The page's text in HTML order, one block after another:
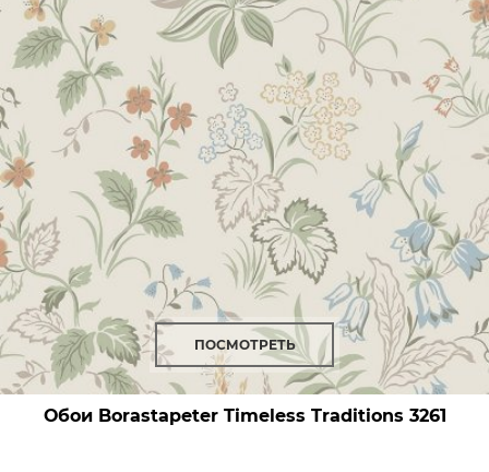
ПОСМОТРЕТЬ
Обои Borastapeter Timeless Traditions 3261